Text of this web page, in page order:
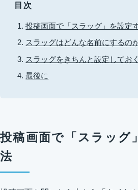
目次
投稿画面で「スラッグ」を設定
スラッグはどんな名前にするの
スラッグをきちんと設定してお
最後に
投稿画面で「スラッグ
法